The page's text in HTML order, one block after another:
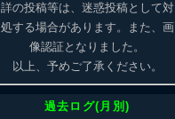
詳の投稿等は、迷惑投稿として対
処する場合があります。また、画
像認証となりました。
以上、予めご了承ください。
過去ログ(月別)